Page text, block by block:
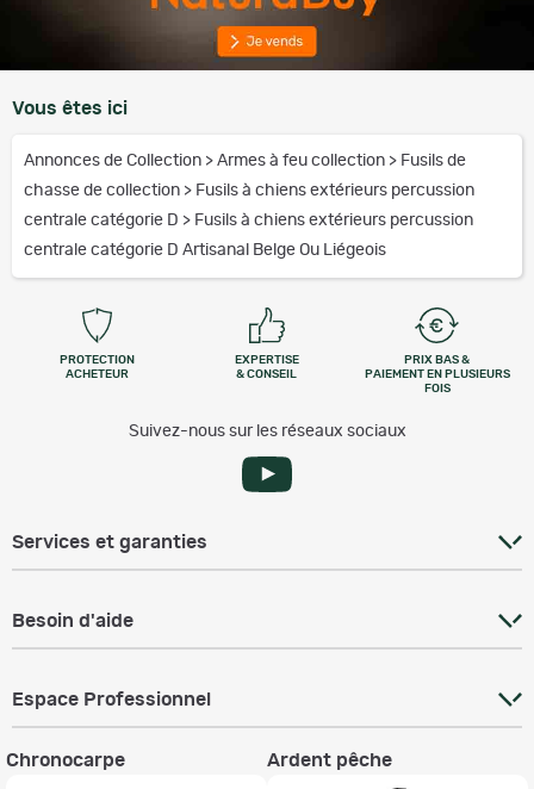
Vous êtes ici
Annonces de Collection > Armes à feu collection > Fusils de
chasse de collection > Fusils à chiens extérieurs percussion
centrale catégorie D > Fusils à chiens extérieurs percussion
centrale catégorie D Artisanal Belge Ou Liégeois
PROTECTION
ACHETEUR
EXPERTISE
& CONSEIL
PRIX BAS &
PAIEMENT EN PLUSIEURS
FOIS
Suivez-nous sur les réseaux sociaux
Services et garanties
Besoin d'aide
Espace Professionnel
Chronocarpe Ardent pêche